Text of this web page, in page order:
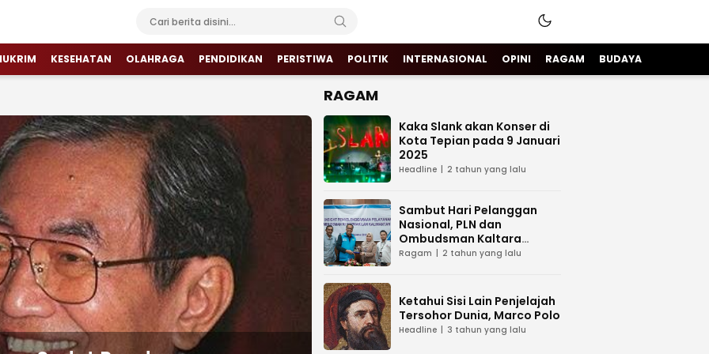
KESEHATAN OLAHRAGA PENDIDIKAN PERISTIWA POLITIK INTERNASIONAL OPINI RAGAM BUDAYA
RAGAM
Kaka Slank akan Konser di
Kota Tepian pada 9 Januari
2025
Headline 2 tahun yang lalu
Sambut Hari Pelanggan
Nasional, PLN dan
Ombudsman Kaltara
Sinergi Tingkatkan Layanan
Ragam 2 tahun yang lalu
Ketahui Sisi Lain Penjelajah
Tersohor Dunia, Marco Polo
Headline 3 tahun yang lalu